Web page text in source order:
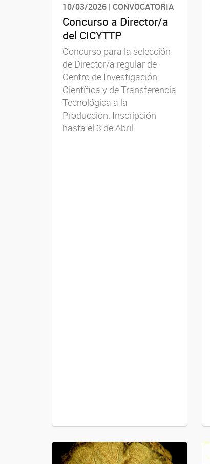
10/03/2026 | CONVOCATORIA
Concurso a Director/a
del CICYTTP
Concurso para la selección
de Director/a regular de
Centro de Investigación
Científica y de Transferencia
Tecnológica a la
Producción. Inscripción
hasta el 3 de Abril.